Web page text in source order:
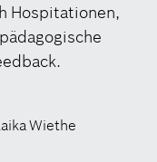
Hospitationen,
Wiethe